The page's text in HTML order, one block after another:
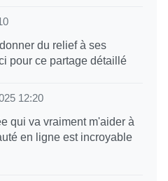
du relief à ses
pour ce partage détaillé
12:20
qui va vraiment m'aider à
en ligne est incroyable